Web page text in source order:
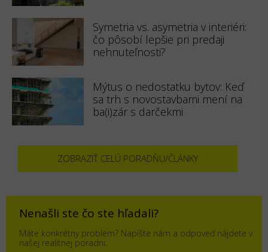
Symetria vs. asymetria v interiéri:
čo pôsobí lepšie pri predaji
nehnuteľnosti?
Mýtus o nedostatku bytov: Keď
sa trh s novostavbami mení na
ba(i)zár s darčekmi
ZOBRAZIŤ CELÚ PORADŇU/ČLÁNKY
Nenašli ste čo ste hľadali?
Máte konkrétny problém? Napíšte nám a odpoveď nájdete v
našej realitnej poradni.